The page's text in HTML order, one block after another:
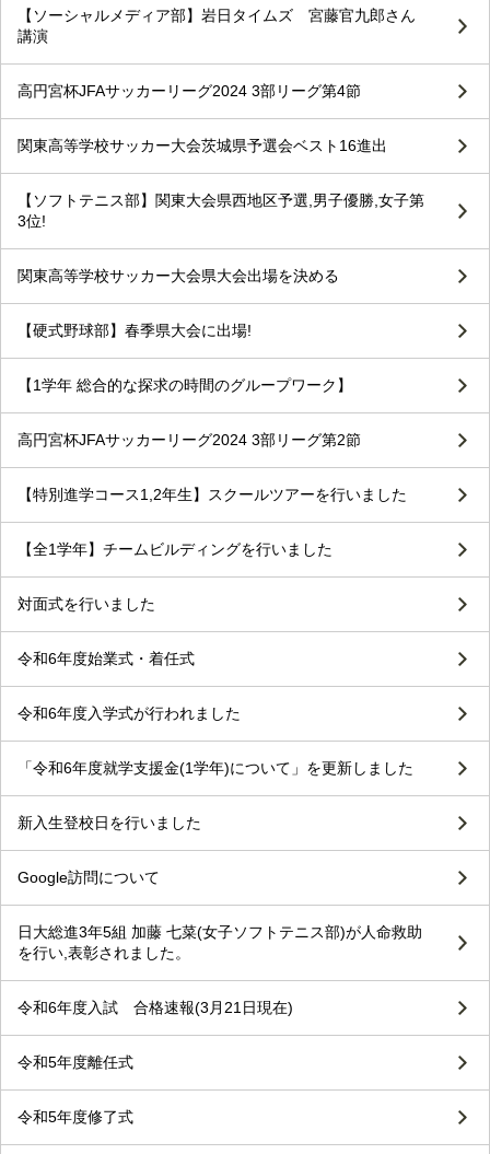
【ソーシャルメディア部】岩日タイムズ 宮藤官九郎さん
講演
高円宮杯JFAサッカーリーグ2024 3部リーグ第4節
関東高等学校サッカー大会茨城県予選会ベスト16進出
【ソフトテニス部】関東大会県西地区予選,男子優勝,女子第
3位!
関東高等学校サッカー大会県大会出場を決める
【硬式野球部】春季県大会に出場!
【1学年 総合的な探求の時間のグループワーク】
高円宮杯JFAサッカーリーグ2024 3部リーグ第2節
【特別進学コース1,2年生】スクールツアーを行いました
【全1学年】チームビルディングを行いました
対面式を行いました
令和6年度始業式・着任式
令和6年度入学式が行われました
「令和6年度就学支援金(1学年)について」を更新しました
新入生登校日を行いました
Google訪問について
日大総進3年5組 加藤 七菜(女子ソフトテニス部)が人命救助
を行い,表彰されました。
令和6年度入試 合格速報(3月21日現在)
令和5年度離任式
令和5年度修了式